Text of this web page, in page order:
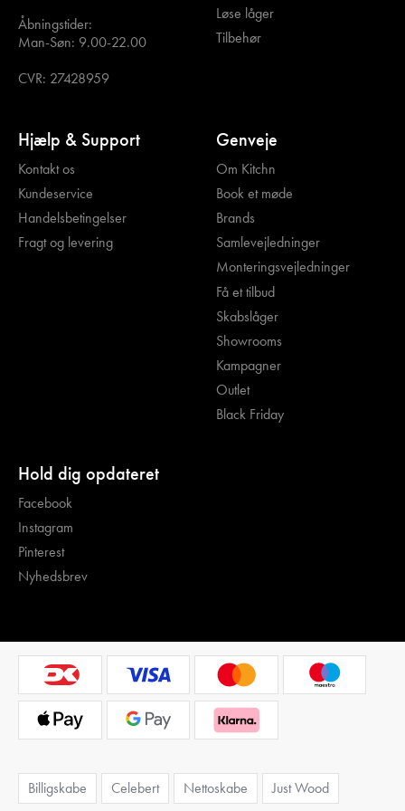
Åbningstider:
Man-Søn: 9.00-22.00
CVR: 27428959
Løse låger
Tilbehør
Hjælp & Support
Kontakt os
Kundeservice
Handelsbetingelser
Fragt og levering
Genveje
Om Kitchn
Book et møde
Brands
Samlevejledninger
Monteringsvejledninger
Få et tilbud
Skabslåger
Showrooms
Kampagner
Outlet
Black Friday
Hold dig opdateret
Facebook
Instagram
Pinterest
Nyhedsbrev
Billigskabe Celebert Nettoskabe Just Wood